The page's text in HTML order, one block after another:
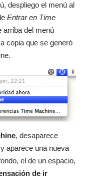
despliego el menú al
Entrar en Time
arriba del menú
copia que se generó
, desaparece
y aparece una nueva
el de un espacio,
de ir